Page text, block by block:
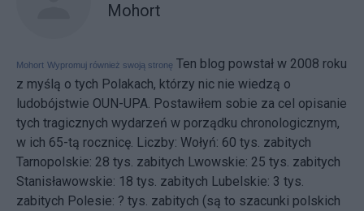
Mohort
Mohort Wypromuj również swoją stronę Ten blog powstał w 2008 roku
z myślą o tych Polakach, którzy nic nie wiedzą o
ludobójstwie OUN-UPA. Postawiłem sobie za cel opisanie
tych tragicznych wydarzeń w porządku chronologicznym,
w ich 65-tą rocznicę. Liczby: Wołyń: 60 tys. zabitych
Tarnopolskie: 28 tys. zabitych Lwowskie: 25 tys. zabitych
Stanisławowskie: 18 tys. zabitych Lubelskie: 3 tys.
zabitych Polesie: ? tys. zabitych (są to szacunki polskich